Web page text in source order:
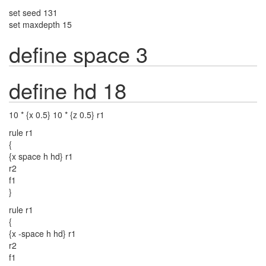
set seed 131
set maxdepth 15
define space 3
define hd 18
10 * {x 0.5} 10 * {z 0.5} r1
rule r1
{
{x space h hd} r1
r2
f1
}
rule r1
{
{x -space h hd} r1
r2
f1